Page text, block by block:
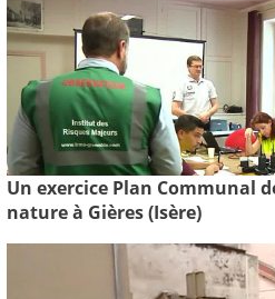
Un exercice Plan Communal
nature à Gières (Isère)